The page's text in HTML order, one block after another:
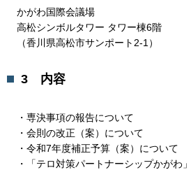
かがわ国際会議場
高松シンボルタワー タワー棟6階
（香川県高松市サンポート2-1）
3 内容
・専決事項の報告について
・会則の改正（案）について
・令和7年度補正予算（案）について
・「テロ対策パートナーシップかがわ